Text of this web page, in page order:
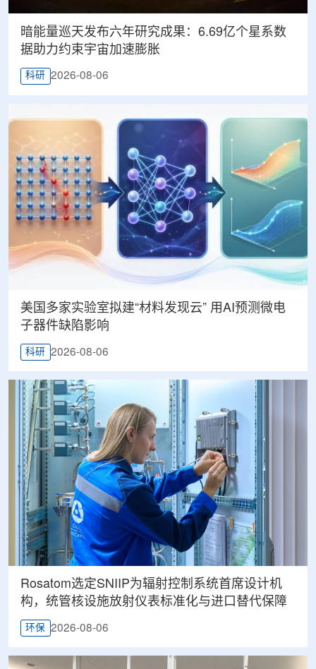
暗能量巡天发布六年研究成果：6.69亿个星系数
据助力约束宇宙加速膨胀
科研 2026-08-06
美国多家实验室拟建“材料发现云” 用AI预测微电
子器件缺陷影响
科研 2026-08-06
Rosatom选定SNIIP为辐射控制系统首席设计机
构，统管核设施放射仪表标准化与进口替代保障
环保 2026-08-06